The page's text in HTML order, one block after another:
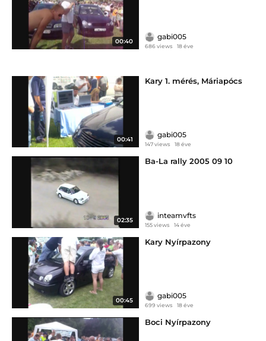
00:40
gabi005
686 views 18 éve
00:41
Kary 1. mérés, Máriapócs
gabi005
147 views 18 éve
02:35
Ba-La rally 2005 09 10
inteamvfts
155 views 14 éve
00:45
Kary Nyírpazony
gabi005
699 views 18 éve
Boci Nyírpazony